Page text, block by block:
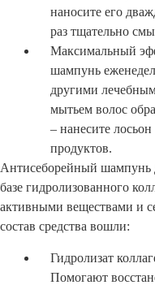
наносите его
раз тщательно
Максимальный
шампунь
другими
мытьем волос
– нанесите
продуктов.
Антисеборейный шампунь
базе гидролизованного
активными веществами и
состав средства вошли:
Гидролизат
Помогают